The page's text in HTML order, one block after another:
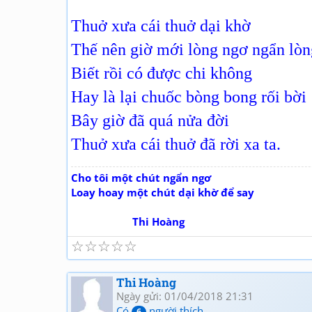
Thuở xưa cái thuở dại khờ
Thế nên giờ mới lòng ngơ ngẩn
Biết rồi có được chi không
Hay là lại chuốc bòng bong rối bời
Bây giờ đã quá nửa đời
Thuở xưa cái thuở đã rời xa ta.
Cho tôi một chút ngẩn ngơ
Loay hoay một chút dại khờ để say
Thi Hoàng
☆
☆
☆
☆
☆
Thi Hoàng
Ngày gửi: 01/04/2018 21:31